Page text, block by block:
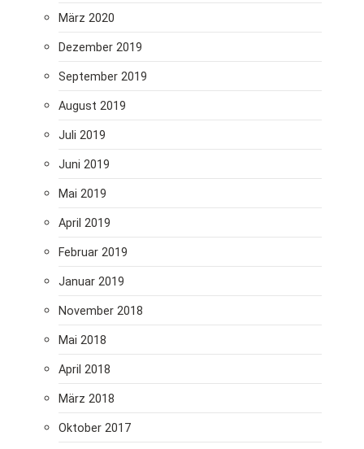
März 2020
Dezember 2019
September 2019
August 2019
Juli 2019
Juni 2019
Mai 2019
April 2019
Februar 2019
Januar 2019
November 2018
Mai 2018
April 2018
März 2018
Oktober 2017